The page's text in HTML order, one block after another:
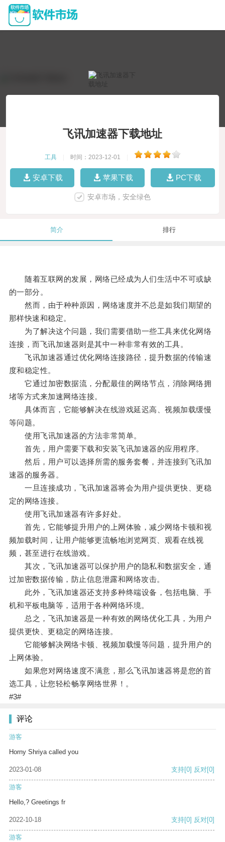
飞讯加速器下载地址
工具 时间：2023-12-01
安卓下载 苹果下载 PC下载
安卓市场，安全绿色
简介 排行
随着互联网的发展，网络已经成为人们生活中不可或缺
的一部分。
然而，由于种种原因，网络速度并不总是如我们期望的
那样快速和稳定。
为了解决这个问题，我们需要借助一些工具来优化网络
连接，而飞讯加速器则是其中一种非常有效的工具。
飞讯加速器通过优化网络连接路径，提升数据的传输速
度和稳定性。
它通过加密数据流，分配最佳的网络节点，消除网络拥
堵等方式来加速网络连接。
具体而言，它能够解决在线游戏延迟高、视频加载缓慢
等问题。
使用飞讯加速器的方法非常简单。
首先，用户需要下载和安装飞讯加速器的应用程序。
然后，用户可以选择所需的服务套餐，并连接到飞讯加
速器的服务器。
一旦连接成功，飞讯加速器将会为用户提供更快、更稳
定的网络连接。
使用飞讯加速器有许多好处。
首先，它能够提升用户的上网体验，减少网络卡顿和视
频加载时间，让用户能够更流畅地浏览网页、观看在线视
频，甚至进行在线游戏。
其次，飞讯加速器可以保护用户的隐私和数据安全，通
过加密数据传输，防止信息泄露和网络攻击。
此外，飞讯加速器还支持多种终端设备，包括电脑、手
机和平板电脑等，适用于各种网络环境。
总之，飞讯加速器是一种有效的网络优化工具，为用户
提供更快、更稳定的网络连接。
它能够解决网络卡顿、视频加载慢等问题，提升用户的
上网体验。
如果您对网络速度不满意，那么飞讯加速器将是您的首
选工具，让您轻松畅享网络世界！。
#3#
评论
游客
Horny Shriya called you
2023-01-08 支持[0] 反对[0]
游客
Hello,? Greetings fr
2022-10-18 支持[0] 反对[0]
游客